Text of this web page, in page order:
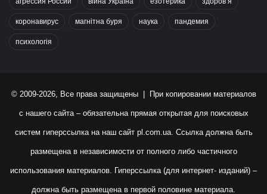
коронавирус магнітна буря наука пандемия
психологія
© 2009-2026, Все права защищены | При копировании материалов
с нашего сайта – обязательна прямая открытая для поисковых
систем гиперссылка на наш сайт pl.com.ua. Ссылка должна быть
размещена в независимости от полного либо частичного
использования материалов. Гиперссылка (для интернет- изданий) –
должна быть размещена в первой половине материала.